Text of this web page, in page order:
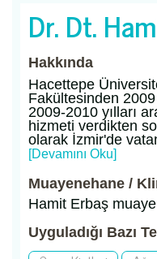
Dr. Dt.
Hakkında
Hacettepe
Fakültesinden
2009-2010 yılları
hizmeti verdikten
olarak İzmir'de
[Devamını Oku]
Muayenehane /
Hamit Erbaş
Uyguladığı Bazı